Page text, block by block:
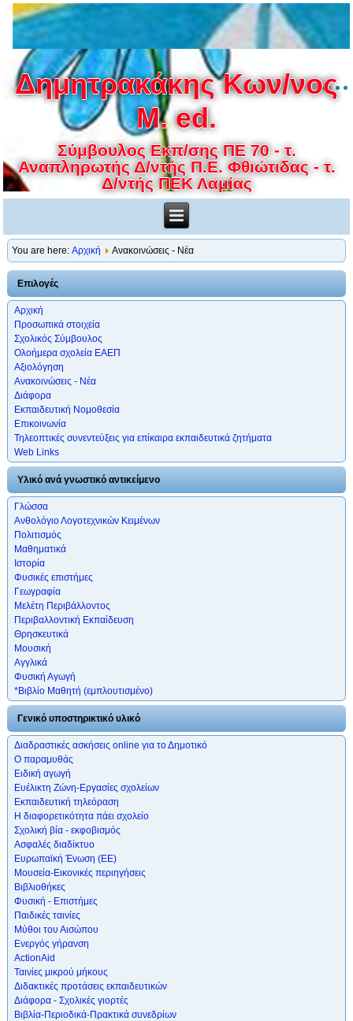
Δημητρακάκης Κων/νος
M. ed.
Σύμβουλος Εκπ/σης ΠΕ 70 - τ.
Αναπληρωτής Δ/ντής Π.Ε. Φθιώτιδας - τ.
Δ/ντής ΠΕΚ Λαμίας
You are here:Αρχική Ανακοινώσεις - Νέα
Επιλογές
Αρχική
Προσωπικά στοιχεία
Σχολικός Σύμβουλος
Ολοήμερα σχολεία ΕΑΕΠ
Αξιολόγηση
Ανακοινώσεις - Νέα
Διάφορα
Εκπαιδευτική Νομοθεσία
Επικοινωνία
Τηλεοπτικές συνεντεύξεις για επίκαιρα εκπαιδευτικά ζητήματα
Web Links
Υλικό ανά γνωστικό αντικείμενο
Γλώσσα
Ανθολόγιο Λογοτεχνικών Κειμένων
Πολιτισμός
Μαθηματικά
Ιστορία
Φυσικές επιστήμες
Γεωγραφία
Μελέτη Περιβάλλοντος
Περιβαλλοντική Εκπαίδευση
Θρησκευτικά
Μουσική
Αγγλικά
Φυσική Αγωγή
*Βιβλίο Μαθητή (εμπλουτισμένο)
Γενικό υποστηρικτικό υλικό
Διαδραστικές ασκήσεις online για το Δημοτικό
Ο παραμυθάς
Ειδική αγωγή
Ευέλικτη Ζώνη-Εργασίες σχολείων
Εκπαιδευτική τηλεόραση
Η διαφορετικότητα πάει σχολείο
Σχολική βία - εκφοβισμός
Ασφαλές διαδίκτυο
Ευρωπαϊκή Ένωση (ΕΕ)
Μουσεία-Εικονικές περιηγήσεις
Βιβλιοθήκες
Φυσική - Επιστήμες
Παιδικές ταινίες
Μύθοι του Αισώπου
Ενεργός γήρανση
ActionAid
Ταινίες μικρού μήκους
Διδακτικές προτάσεις εκπαιδευτικών
Διάφορα - Σχολικές γιορτές
Βιβλία-Περιοδικά-Πρακτικά συνεδρίων